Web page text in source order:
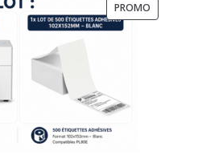
PROMO